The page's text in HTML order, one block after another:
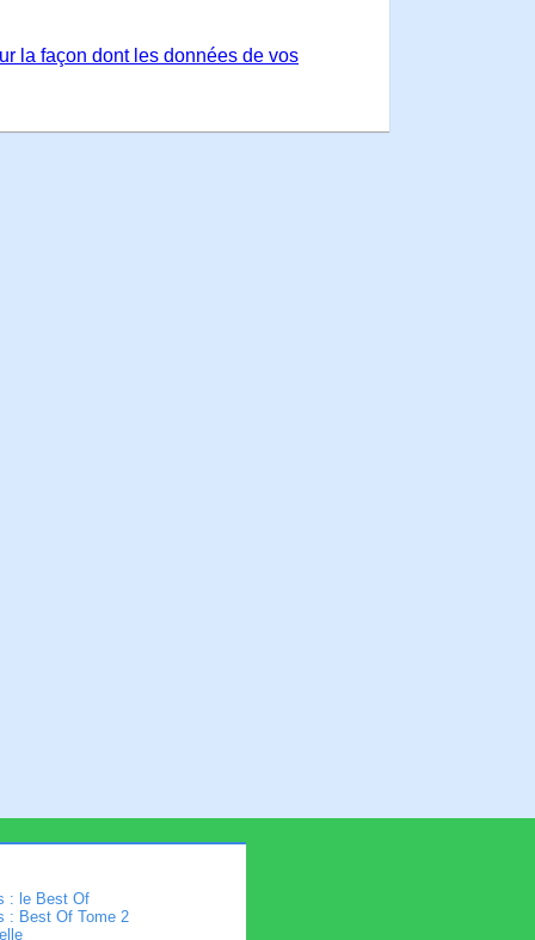
la façon dont les données de vos
: le Best Of
: Best Of Tome 2